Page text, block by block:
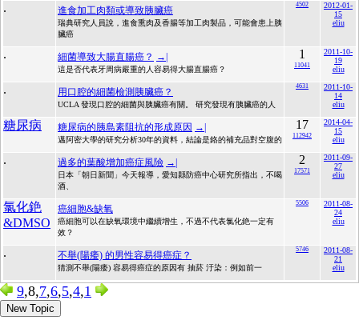
. 進食加工肉類或導致胰臟癌
瑞典研究人員說，進食熏肉及香腸等加工肉製品，可能會患上胰
臟癌
4502
2012-01-
15
eliu
. 細菌導致大腸直腸癌？ →|
這是否代表牙周病嚴重的人容易得大腸直腸癌？
1
11041
2011-10-
19
eliu
. 用口腔的細菌檢測胰臟癌？
UCLA 發現口腔的細菌與胰臟癌有關。 研究發現有胰臟癌的人
4631
2011-10-
14
eliu
糖尿病 糖尿病的胰島素阻抗的形成原因 →|
邁阿密大學的研究分析30年的資料，結論是鉻的補充品對空腹的
17
112942
2014-04-
15
eliu
. 過多的葉酸增加癌症風險 →|
日本「朝日新聞」今天報導，愛知縣防癌中心研究所指出，不喝
酒、
2
17571
2011-09-
27
eliu
氯化銫
&DMSO
癌細胞&缺氧
癌細胞可以在缺氧環境中繼續增生，不過不代表氯化銫一定有
效？
5506
2011-08-
24
eliu
. 不舉(陽痿) 的男性容易得癌症？
猜測不舉(陽痿) 容易得癌症的原因有 抽菸 汙染：例如前一
5746
2011-08-
21
eliu
9,8,7,6,5,4,1
New Topic